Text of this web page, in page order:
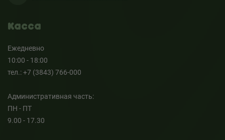
Касса
Ежедневно
10:00 - 18:00
тел.: +7 (3843) 766-000
Административная часть:
ПН - ПТ
9.00 - 17.30